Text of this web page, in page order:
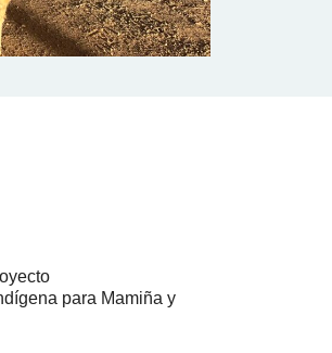
para Mamiña y